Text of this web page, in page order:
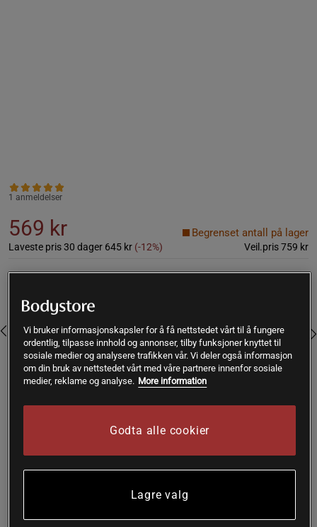
1 anmeldelser
569 kr
Laveste pris 30 dager 645 kr (-12%) Veil.pris759 kr
Begrenset antall på lager
Gratis retur
Vi bruker informasjonskapsler for å få nettstedet vårt til å fungere
ordentlig, tilpasse innhold og annonser, tilby funksjoner knyttet til
sosiale medier og analysere trafikken vår. Vi deler også informasjon
om din bruk av nettstedet vårt med våre partnere innenfor sosiale
medier, reklame og analyse. More information
Godta alle cookier
Lagre valg